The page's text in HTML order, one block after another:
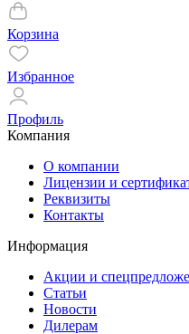
Корзина
Избранное
Профиль
Компания
О компании
Лицензии и
Реквизиты
Контакты
Информация
Акции и
Статьи
Новости
Дилерам